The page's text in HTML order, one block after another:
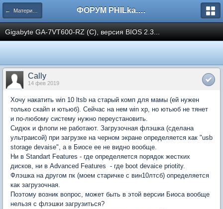
← Материнские платы. ФОРУМ PHILka.RU
Gigabyte GA-7VT600-RZ (C), версия BIOS 2.3...
Callу
14 фев 2019
Хочу накатить win 10 ltsb на старый комп для мамы (ей нужен
только скайп и ютьюб). Сейчас на нем win xp, но ютьюб не тянет
и по-любому систему нужно переустановить.
Сидюк и флопи не работают. Загрузочная флэшка (сделана
ультраисой) при загрузке на черном экране определяется как "usb
storage devaise", а в Биосе ее не видно вообще.
Ни в Standart Features - где определяется порядок жестких
дисков, ни в Advanced Features - где boot devaice priotity.
Флэшка на другом пк (моем старичке с вин10лтсб) определяется
как загрузочная.
Поэтому возник вопрос, может быть в этой версии Биоса вообще
нельзя с флэшки загрузиться?